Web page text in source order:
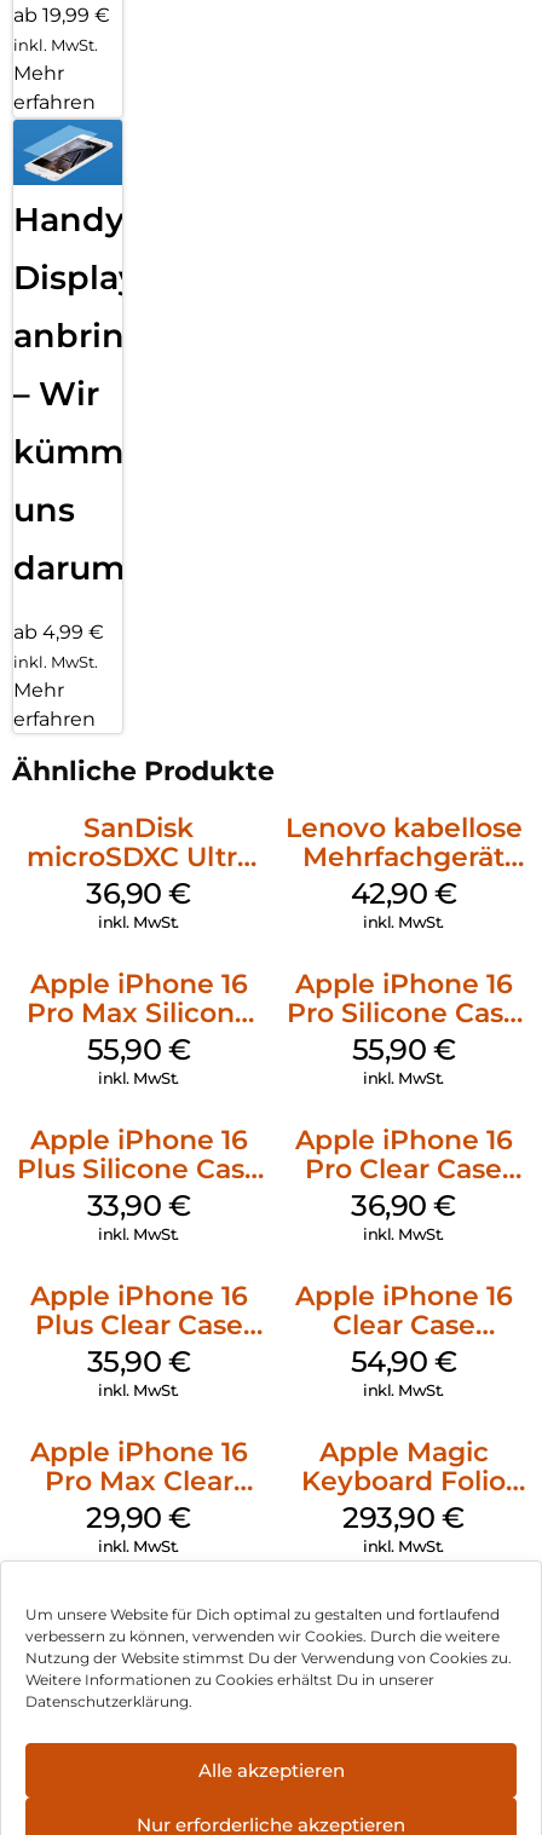
Um unsere Website für Dich optimal zu gestalten und fortlaufend
verbessern zu können, verwenden wir Cookies. Durch die weitere
Nutzung der Website stimmst Du der Verwendung von Cookies zu.
Weitere Informationen zu Cookies erhältst Du in unserer
Datenschutzerklärung.
Alle akzeptieren
Nur erforderliche akzeptieren
ab 19,99 €
inkl. MwSt.
Mehr
erfahren
Handy
Displayfolie
anbringen
– Wir
kümmern
uns
darum!
ab 4,99 €
inkl. MwSt.
Mehr
erfahren
Ähnliche Produkte
SanDisk
microSDXC Ultra
128 GB + Adapter
Mobile
36,90€
inkl. MwSt.
Lenovo kabellose
Mehrfachgerät
Luna Grey
42,90 €
inkl. MwSt.
Apple iPhone 16
Pro Max Silicone
Case MagSafe
Stone Gray
55,90 €
inkl. MwSt.
Apple iPhone 16
Pro Silicone Case
MagSafe Stone
Gray
55,90 €
inkl. MwSt.
Apple iPhone 16
Plus Silicone Case
MagSafe Lake
Green
33,90 €
inkl. MwSt.
Apple iPhone 16
Pro Clear Case
MagSafe
Transparent
36,90€
inkl. MwSt.
Apple iPhone 16
Plus Clear Case
MagSafe
Transparent
35,90 €
inkl. MwSt.
Apple iPhone 16
Clear Case
MagSafe
Transparent
54,90 €
inkl. MwSt.
Apple iPhone 16
Pro Max Clear
Case MagSafe
Transparent
29,90€
inkl. MwSt.
Apple Magic
Keyboard Folio
iPad 10.9″ (10.Gen.)
Weiß
293,90€
inkl. MwSt.
Impressum